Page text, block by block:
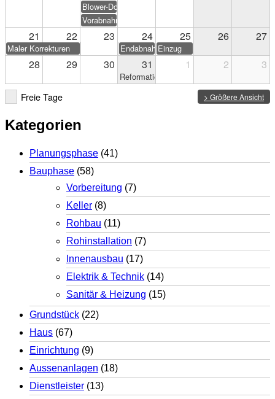
Blower-Door-Test
Vorabnahme
21 22 23 24 25 26 27
Maler Korrekturen EndabnahmeEinzug
28 29 30 31 1 2 3
Reformationstag
> Größere Ansicht
Freie Tage
Kategorien
Planungsphase (41)
Bauphase (58)
Vorbereitung (7)
Keller (8)
Rohbau (11)
Rohinstallation (7)
Innenausbau (17)
Elektrik & Technik (14)
Sanitär & Heizung (15)
Grundstück (22)
Haus (67)
Einrichtung (9)
Aussenanlagen (18)
Dienstleister (13)